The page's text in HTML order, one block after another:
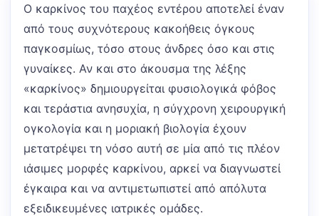
Ο καρκίνος του παχέος εντέρου αποτελεί έναν
από τους συχνότερους κακοήθεις όγκους
παγκοσμίως, τόσο στους άνδρες όσο και στις
γυναίκες. Αν και στο άκουσμα της λέξης
«καρκίνος» δημιουργείται φυσιολογικά φόβος
και τεράστια ανησυχία, η σύγχρονη χειρουργική
ογκολογία και η μοριακή βιολογία έχουν
μετατρέψει τη νόσο αυτή σε μία από τις πλέον
ιάσιμες μορφές καρκίνου, αρκεί να διαγνωστεί
έγκαιρα και να αντιμετωπιστεί από απόλυτα
εξειδικευμένες ιατρικές ομάδες.